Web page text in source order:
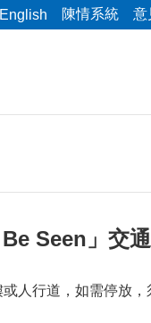
English 陳情系統 意
Seen」交
人行道，如需停放